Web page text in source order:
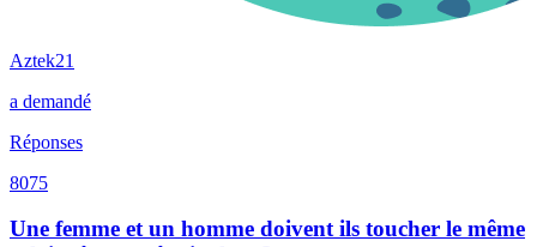
Aztek21
a demandé
Réponses
8075
Une femme et un homme doivent ils toucher le même